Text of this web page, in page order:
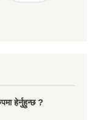
हेर्नुहुन्छ ?